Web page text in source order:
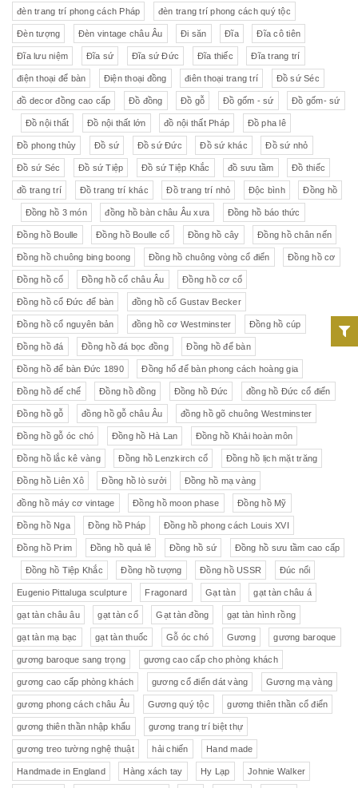
đèn trang trí phong cách Pháp đèn trang trí phong cách quý tộc
Đèn tượng Đèn vintage châu Âu Đi săn Đĩa Đĩa cô tiên
Đĩa lưu niệm Đĩa sứ Đĩa sứ Đức Đĩa thiếc Đĩa trang trí
điện thoại để bàn Điện thoại đồng điên thoại trang trí Đồ sứ Séc
đồ decor đồng cao cấp Đồ đồng Đồ gỗ Đồ gốm - sứ Đồ gốm- sứ
Đồ nội thất Đồ nội thất lớn đồ nội thất Pháp Đồ pha lê
Đồ phong thủy Đồ sứ Đồ sứ Đức Đồ sứ khác Đồ sứ nhỏ
Đồ sứ Séc Đồ sứ Tiệp Đồ sứ Tiệp Khắc đồ sưu tầm Đồ thiếc
đồ trang trí Đồ trang trí khác Đồ trang trí nhỏ Độc bình Đồng hồ
Đồng hồ 3 món đồng hồ bàn châu Âu xưa Đồng hồ báo thức
Đồng hồ Boulle Đồng hồ Boulle cổ Đồng hồ cây Đồng hồ chân nến
Đồng hồ chuông bing boong Đồng hồ chuông vòng cổ điển Đồng hồ cơ
Đồng hồ cổ Đồng hồ cổ châu Âu Đồng hồ cơ cổ
Đồng hồ cổ Đức để bàn đồng hồ cổ Gustav Becker
Đồng hồ cổ nguyên bản đồng hồ cơ Westminster Đồng hồ cúp
Đồng hồ đá Đồng hồ đá bọc đồng Đồng hồ để bàn
Đồng hồ để bàn Đức 1890 Đồng hổ để bàn phong cách hoàng gia
Đồng hồ đế chế Đồng hồ đồng Đồng hồ Đức đồng hồ Đức cổ điển
Đồng hồ gỗ đồng hồ gỗ châu Âu đồng hồ gõ chuông Westminster
Đồng hồ gỗ óc chó Đồng hồ Hà Lan Đồng hồ Khải hoàn môn
Đồng hồ lắc kê vàng Đồng hồ Lenzkirch cổ Đồng hồ lịch mặt trăng
Đồng hồ Liên Xô Đồng hồ lò sưởi Đồng hồ mạ vàng
đồng hồ máy cơ vintage Đồng hồ moon phase Đồng hồ Mỹ
Đồng hồ Nga Đồng hồ Pháp Đồng hồ phong cách Louis XVI
Đồng hồ Prim Đồng hồ quả lê Đồng hồ sứ Đồng hồ sưu tầm cao cấp
Đồng hồ Tiệp Khắc Đồng hồ tượng Đồng hồ USSR Đúc nổi
Eugenio Pittaluga sculpture Fragonard Gạt tàn gạt tàn châu á
gạt tàn châu âu gạt tàn cổ Gạt tàn đồng gạt tàn hình rồng
gạt tàn mạ bạc gạt tàn thuốc Gỗ óc chó Gương gương baroque
gương baroque sang trọng gương cao cấp cho phòng khách
gương cao cấp phòng khách gương cổ điển dát vàng Gương mạ vàng
gương phong cách châu Âu Gương quý tộc gương thiên thần cổ điển
gương thiên thần nhập khẩu gương trang trí biệt thự
gương treo tường nghệ thuật hải chiến Hand made
Handmade in England Hàng xách tay Hy Lạp Johnie Walker